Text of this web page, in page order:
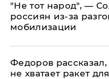
​"Не тот народ", —
россиян из-за
мобилизации
Федоров
не хватает ракет